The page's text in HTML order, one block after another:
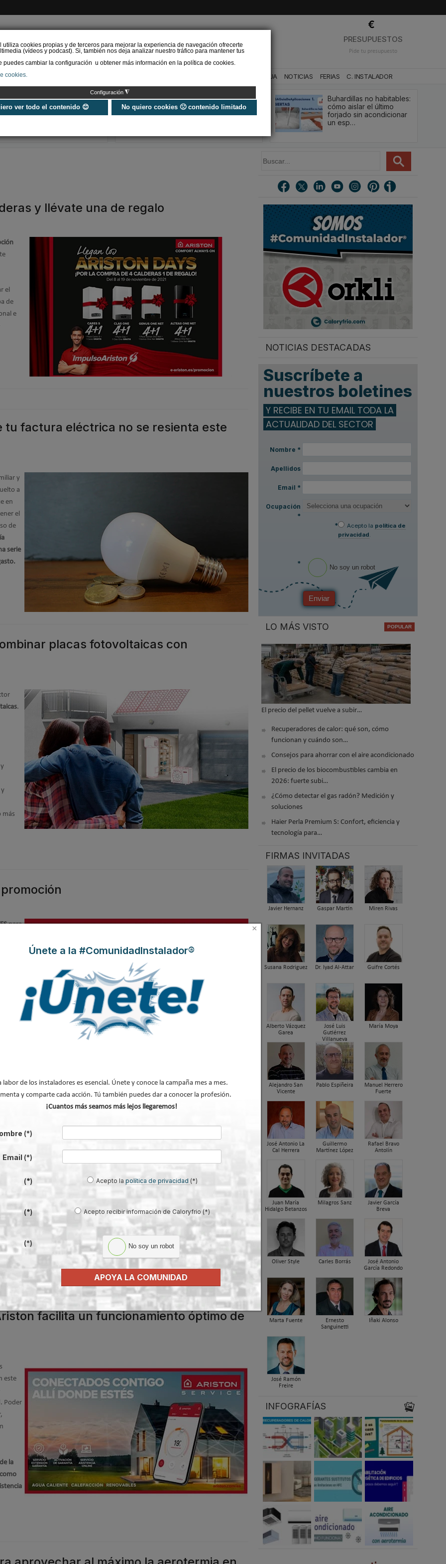
utiliza cookies propias y de terceros para mejorar la experiencia de navegación ofrecerte
(vídeos y podcast). Si, también nos deja analizar nuestro tráfico para mantener tus
puedes cambiar la configuración u obtener más información en la política de cookies.
cookies.
Configuración ◮
ver todo el contenido 😊 No quiero cookies 🙁 contenido limitado
PRESUPUESTOS
Pide tu presupuesto
RENOVABLES BAÑO Y AGUA NOTICIAS FERIAS C. INSTALADOR
Universo Aniversario - Un
año, muchos momentos
Verifactu en
climatización: qué le va a
exigir la ley a tu
Buhardillas no habitables:
cómo aislar el último
forjado sin acondicionar
un esp…
y llévate una de regalo
el
de
e
tu factura eléctrica no se resienta este
y
a
en
el
de
serie
placas fotovoltaicas con
.
y
más
para
de aerotermia de Ariston
. Ya
.
en
de
facilita un funcionamiento óptimo de
este
Poder
la
u
r
NOTICIAS DESTACADAS
Suscríbete a
nuestros boletines
Y RECIBE EN TU EMAIL TODA LA
ACTUALIDAD DEL SECTOR
Nombre *
Apellidos
Email *
Ocupación
*
*
Acepto la política de
privacidad.
* No soy un robot
Enviar
LO MÁS VISTO
El precio del pellet vuelve a subir…
Recuperadores de calor: qué son, cómo
funcionan y cuándo son…
Consejos para ahorrar con el aire acondicionado
El precio de los biocombustibles cambia en
2026: fuerte subi…
¿Cómo detectar el gas radón? Medición y
soluciones
Haier Perla Premium S: Confort, eficiencia y
tecnología para…
FIRMAS INVITADAS
Javier Hernanz Gaspar Martín Miren Rivas
Susana Rodriguez Dr. Iyad Al-Attar Guifre Cortés
Alberto Vázquez
Garea
José Luis
Gutiérrez
Villanueva
María Moya
Alejandro San
Vicente
Pablo Espiñeira
Manuel Herrero
Fuerte
José Antonio La
Cal Herrera
Guillermo
Martínez López
Rafael Bravo
Antolín
Juan María
Hidalgo Betanzos
Milagros Sanz
Javier García
Breva
Oliver Style Carles Borrás
José Antonio
García Redondo
Marta Fuente
Ernesto
Sanguinetti
Iñaki Alonso
José Ramón
Freire
INFOGRAFÍAS
×
Únete a la #ComunidadInstalador®
labor de los instaladores es esencial. Únete y conoce la campaña mes a mes.
y comparte cada acción. Tú también puedes dar a conocer la profesión.
¡Cuantos más seamos más lejos llegaremos!
(*)
Email (*)
(*) Acepto lapolítica de privacidad (*)
(*) Acepto recibir información de Caloryfrio (*)
(*) No soy un robot
APOYA LA COMUNIDAD